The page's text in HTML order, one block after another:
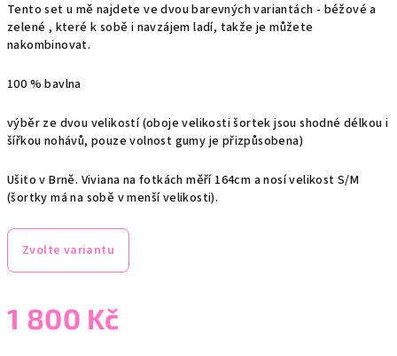
Tento set u mě najdete ve dvou barevných variantách - béžové a
zelené , které k sobě i navzájem ladí, takže je můžete
nakombinovat.
100 % bavlna
výběr ze dvou velikostí (oboje velikosti šortek jsou shodné délkou i
šířkou nohávů, pouze volnost gumy je přizpůsobena)
Ušito v Brně. Viviana na fotkách měří 164cm a nosí velikost S/M
(šortky má na sobě v menší velikosti).
Zvolte variantu
1 800 Kč